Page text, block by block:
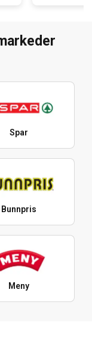
Spar
Bunnpris
Meny